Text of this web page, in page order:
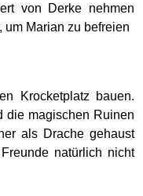
von Derke nehmen
um Marian zu befreien
Krocketplatz bauen.
die magischen Ruinen
als Drache gehaust
natürlich nicht